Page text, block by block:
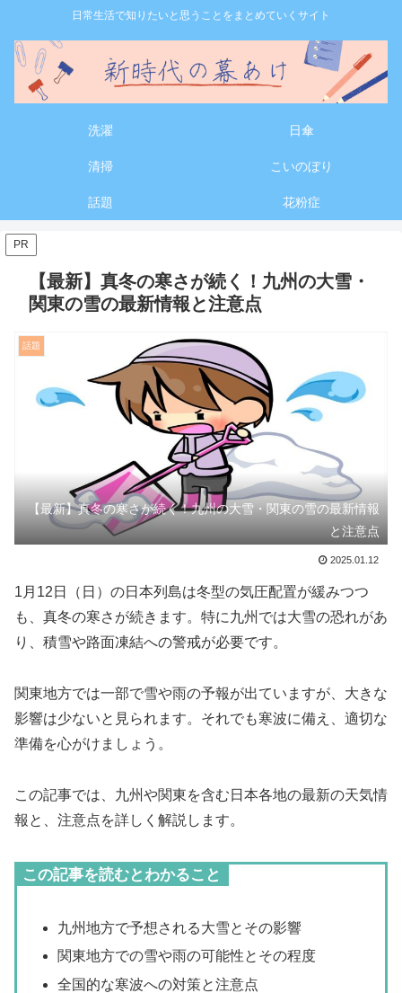
日常生活で知りたいと思うことをまとめていくサイト
洗濯 日傘
清掃 こいのぼり
話題 花粉症
PR
【最新】真冬の寒さが続く！九州の大雪・
関東の雪の最新情報と注意点
話題
【最新】真冬の寒さが続く！九州の大雪・関東の雪の最新情報
と注意点
2025.01.12
1月12日（日）の日本列島は冬型の気圧配置が緩みつつ
も、真冬の寒さが続きます。特に九州では大雪の恐れがあ
り、積雪や路面凍結への警戒が必要です。
関東地方では一部で雪や雨の予報が出ていますが、大きな
影響は少ないと見られます。それでも寒波に備え、適切な
準備を心がけましょう。
この記事では、九州や関東を含む日本各地の最新の天気情
報と、注意点を詳しく解説します。
この記事を読むとわかること
九州地方で予想される大雪とその影響
関東地方での雪や雨の可能性とその程度
全国的な寒波への対策と注意点